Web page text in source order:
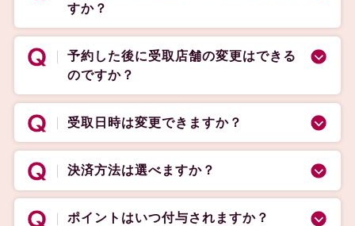
すか？
予約した後に受取店舗の変更はできる
のですか？
受取日時は変更できますか？
決済方法は選べますか？
ポイントはいつ付与されますか？